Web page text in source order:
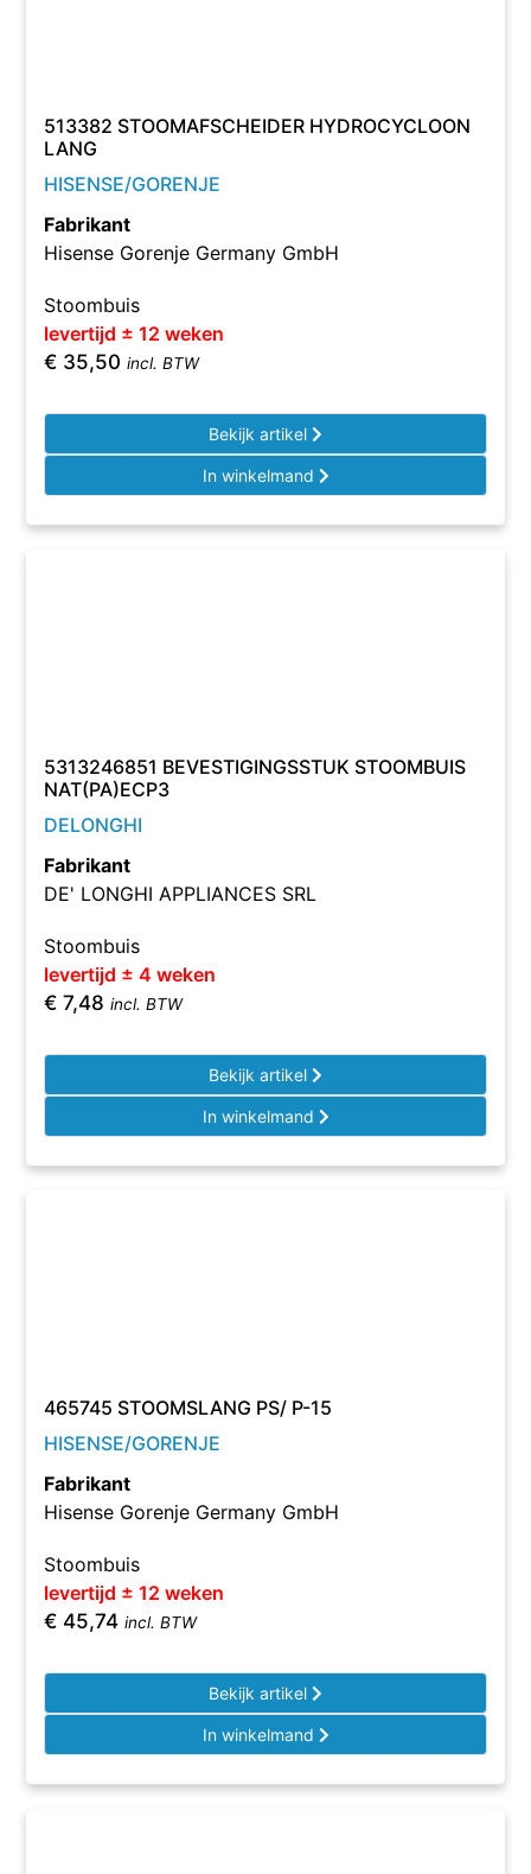
513382 STOOMAFSCHEIDER HYDROCYCLOON
LANG
HISENSE/GORENJE
Fabrikant
Hisense Gorenje Germany GmbH
Stoombuis
levertijd ± 12 weken
€ 35,50 incl. BTW
Bekijk artikel
In winkelmand
5313246851 BEVESTIGINGSSTUK STOOMBUIS
NAT(PA)ECP3
DELONGHI
Fabrikant
DE' LONGHI APPLIANCES SRL
Stoombuis
levertijd ± 4 weken
€ 7,48 incl. BTW
Bekijk artikel
In winkelmand
465745 STOOMSLANG PS/ P-15
HISENSE/GORENJE
Fabrikant
Hisense Gorenje Germany GmbH
Stoombuis
levertijd ± 12 weken
€ 45,74 incl. BTW
Bekijk artikel
In winkelmand